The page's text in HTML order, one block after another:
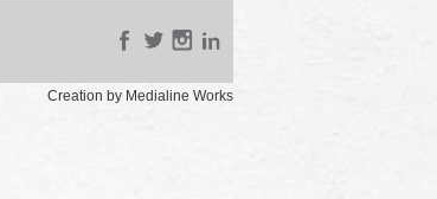
Creation by Medialine Works